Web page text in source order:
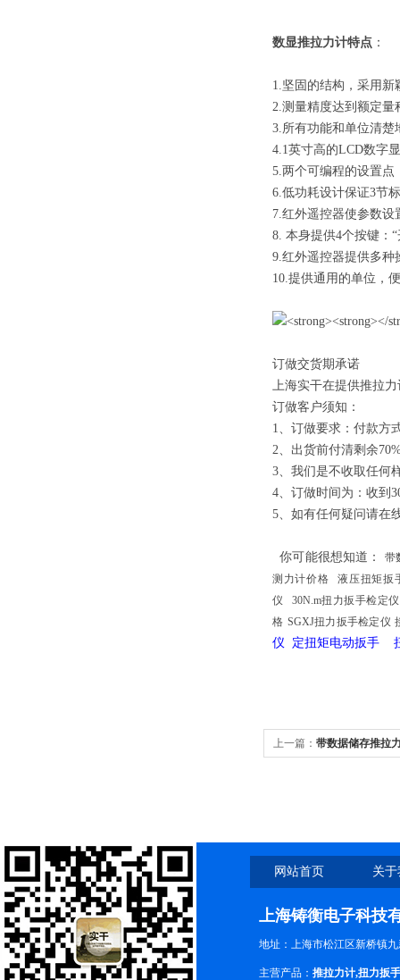
数显推拉力计特点 ：
1.坚固的结构，采用
2.测量精度达到额定
3.所有功能和单位清
4.1英寸高的LCD数字
5.两个可编程的设置
6.低功耗设计保证3节
7.红外遥控器使参数
8. 本身提供4个按键：
9.红外遥控器提供多种
10.提供通用的单位，
订做交货期承诺
上海实干在提供推拉
订做客户须知：
1、订做要求：付款方
2、出货前付清剩余
3、我们是不收取任何
4、订做时间为：收到
5、如有任何疑问请在
你可能很想知道 ： 带
测力计价格
液压扭矩扳
仪
30N.m扭力扳手检定仪
格 SGXJ扭力扳手检定仪
仪 定扭矩电动扳手
上一篇： 带数据储存推拉
网站首页 关
上海铸衡电子科技
地址：上海市松江区新桥镇
主营产品： 推拉力计,扭力扳手